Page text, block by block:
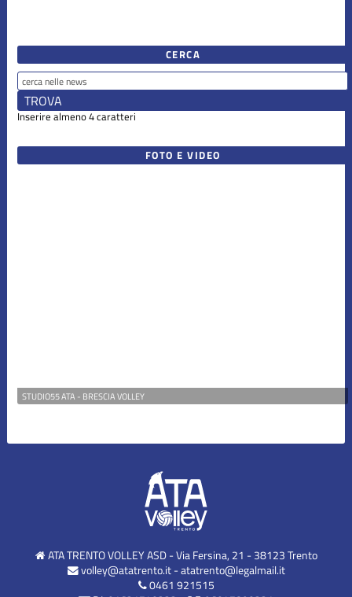
CERCA
Inserire almeno 4 caratteri
FOTO E VIDEO
STUDIO55 ATA - BRESCIA VOLLEY
ATA TRENTO VOLLEY ASD - Via Fersina, 21 - 38123 Trento
volley@atatrento.it-atatrento@legalmail.it
0461 921515